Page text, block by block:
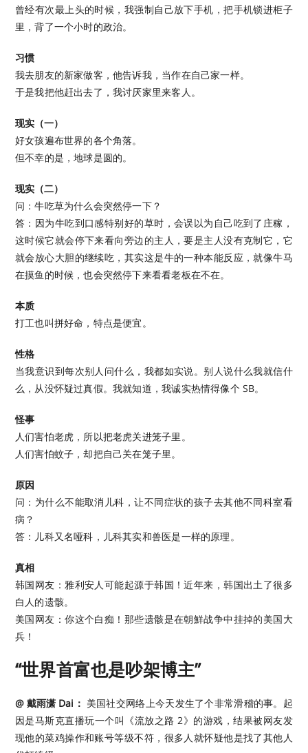
曾经有次最上头的时候，我强制自己放下手机，把手机锁进柜子
里，背了一个小时的政治。
习惯
我去朋友的新家做客，他告诉我，当作在自己家一样。
于是我把他赶出去了，我讨厌家里来客人。
现实（一）
好女孩遍布世界的各个角落。
但不幸的是，地球是圆的。
现实（二）
问：牛吃草为什么会突然停一下？
答：因为牛吃到口感特别好的草时，会误以为自己吃到了庄稼，
这时候它就会停下来看向旁边的主人，要是主人没有克制它，它
就会放心大胆的继续吃，其实这是牛的一种本能反应，就像牛马
在摸鱼的时候，也会突然停下来看看老板在不在。
本质
打工也叫拼好命，特点是便宜。
性格
当我意识到每次别人问什么，我都如实说。别人说什么我就信什
么，从没怀疑过真假。我就知道，我诚实热情得像个 SB。
怪事
人们害怕老虎，所以把老虎关进笼子里。
人们害怕蚊子，却把自己关在笼子里。
原因
问：为什么不能取消儿科，让不同症状的孩子去其他不同科室看
病？
答：儿科又名哑科，儿科其实和兽医是一样的原理。
真相
韩国网友：雅利安人可能起源于韩国！近年来，韩国出土了很多
白人的遗骸。
美国网友：你这个白痴！那些遗骸是在朝鮮战争中挂掉的美国大
兵！
“世界首富也是吵架博主”
@ 戴雨潇 Dai： 美国社交网络上今天发生了个非常滑稽的事。起
因是马斯克直播玩一个叫《流放之路 2》的游戏，结果被网友发
现他的菜鸡操作和账号等级不符，很多人就怀疑他是找了其他人